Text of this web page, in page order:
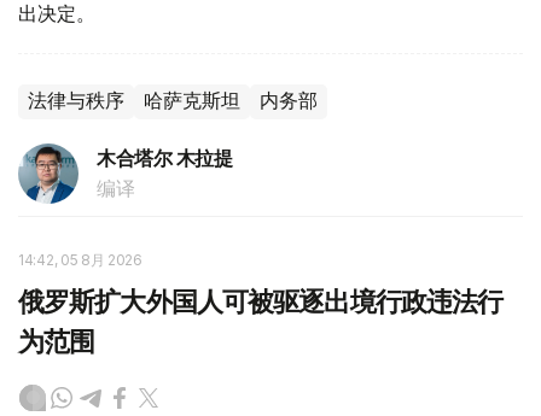
出决定。
法律与秩序 哈萨克斯坦 内务部
木合塔尔 木拉提
编译
14:42, 05 8月 2026
俄罗斯扩大外国人可被驱逐出境行政违法行
为范围